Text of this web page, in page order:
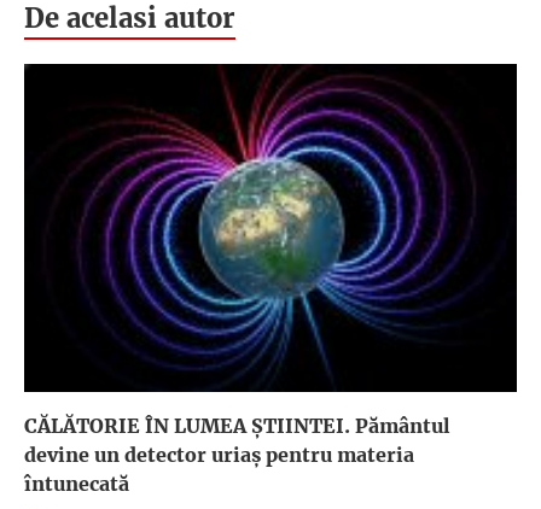
De acelasi autor
CĂLĂTORIE ÎN LUMEA ŞTIINTEI. Pământul
devine un detector uriaș pentru materia
întunecată